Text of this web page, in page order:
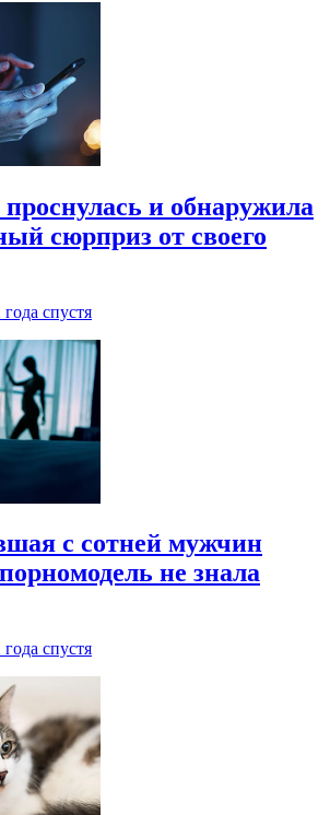
и обнаружила
сюрприз от своего
года спустя
с сотней мужчин
не знала
года спустя